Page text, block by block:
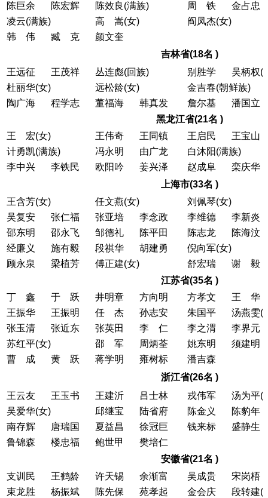
陈巨余
陈宏辉 陈效良(满族) 周 铁
金占忠
凌云(满族)
高 嵩(女)
阎凤杰(女)
韩 伟
臧 克
颜文奎
吉林省(18名 )
王远征
王茂祥 丛连彪(回族) 别胜学
吴柄权(
杜丽华(女)
远松龄(女)
金吉春(朝鲜族)
陶广海
程学志 董福海 韩真发 詹尔基
潘国立
黑龙江省(21名 )
王 宏(女)
王伟奇 王同镇 王启民
王宝山
计勇凯(满族)
冯永明 由广龙
白沐阳(满族)
李中兴
李铁民 欧阳吟 姜兴泽 赵成阜
栾庆华
上海市(33名 )
王含芳(女)
任文燕(女)
刘佩琴(女)
吴复安
张仁福 张亚培 李念政 李维德
李新炎
邵东明
邵永飞 邹德礼 陈平田 陈志龙
陈海汶
经廉义
施有毅 段祺华 胡建勇
倪向军(女)
顾永泉
梁植芳 傅正建(女) 舒宏瑞
谢 毅
江苏省(35名 )
丁 鑫
于 跃 井明章 方向明 方孝文
王 华
王振华
王振明 任 杰 孙志安 朱国平
汤燕雯(
张玉清
张近东 张英田 李 仁 李之渭
李界元
苏红平(女)
邵 军 周炳荃 姚东明
须建明
曹 成
黄 跃 蒋学明 雍树标
潘吉森
浙江省(26名 )
王云友
王玉书 王建沂 吕士林 戎伟军
汤为平(
吴爱华(女)
邱继宝 陆省府 陈金义
陈豹年
南存辉
唐瑞国 夏益昌 徐冠巨 钱来标
盛静生
鲁锦森
楼忠福 鲍世甲
樊培仁
安徽省(21名 )
支训民
王鹤龄 许天锡 余渐富 吴成贵
宋岗梧
束龙胜
杨振斌 陈先保 苑孝起 金会庆
段转建(